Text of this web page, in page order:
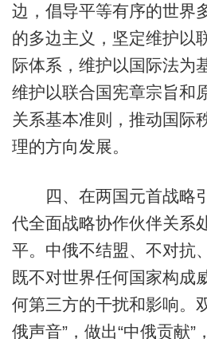
边，倡导平等有序的世界
的多边主义，坚定维护以
际体系，维护以国际法为
维护以联合国宪章宗旨和
关系基本准则，推动国际
理的方向发展。
四、在两国元首战略
代全面战略协作伙伴关系
平。中俄不结盟、不对抗
既不对世界任何国家构成
何第三方的干扰和影响。
俄声音”，做出“中俄贡献”